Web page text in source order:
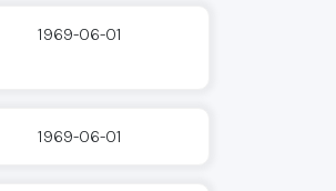
1969-06-01
1969-06-01